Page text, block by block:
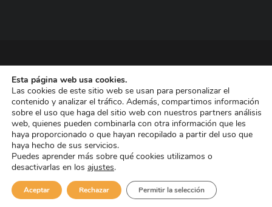
© 2016, Smith&Nephew, S.A. es un negocio mundial de
tecnología médica dedicada a mejorar la vida de las personas.
Nuestras divisiones de negocio ocupan las primeras posiciones
entre las empresas dedicadas a Reconstrucción Ortopédica,
Curación de heridas Medicina del Deporte y Trauma. Tiene casi
11.000 trabajadores en todo el mundo y está presente en más de
90 países.
Aviso de Cookies Aviso Legal
Esta página web usa cookies.
Las cookies de este sitio web se usan para personalizar el
contenido y analizar el tráfico. Además, compartimos información
sobre el uso que haga del sitio web con nuestros partners análisis
web, quienes pueden combinarla con otra información que les
haya proporcionado o que hayan recopilado a partir del uso que
haya hecho de sus servicios.
Puedes aprender más sobre qué cookies utilizamos o
desactivarlas en los ajustes.
Aceptar Rechazar Permitir la selección